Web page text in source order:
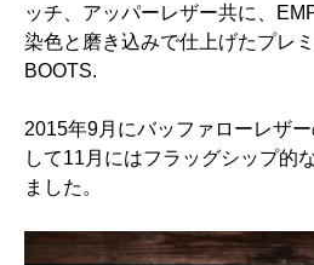
ッチ、アッパーレザー共に、
染色と磨き込みで仕上げたプレ
BOOTS.
2015年9月にバッファローレザ
して11月にはフラッグシップ的
ました。